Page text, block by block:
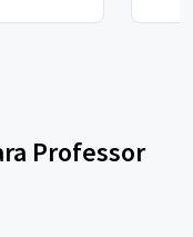
Professor